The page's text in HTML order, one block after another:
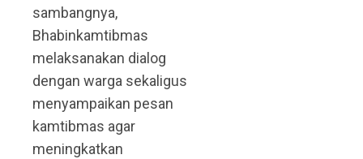
sambangnya,
Bhabinkamtibmas
melaksanakan dialog
dengan warga sekaligus
menyampaikan pesan
kamtibmas agar
meningkatkan